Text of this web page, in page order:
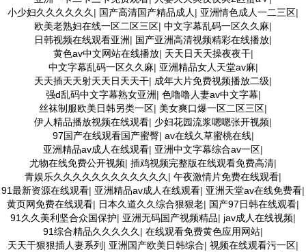
小少妇久久久久久久 | 国产高清国产精品成人 | 亚洲情色成人一二三区|
欧美老熟妇在线一区二区三区| 中文字幕乱码一区久久麻|
日韩视频在线观看亚洲| 国产亚洲高清视频精彩在线播放|
黄色av中文网站在线播放| 天天日天天操夜夜干|
中文字幕乱码一区久久麻| 亚洲精品女人天堂av麻|
天天插天天射天天日天天干| 成年大片免费视频播放二级|
强d乱码中文字幕熟女亚洲| 色噜噜人妻av中文字幕|
丝袜制服欧美日韩另类一区| 美女爽口爆一区二区三区|
伊人精品播放视频在线观看| 少妇花园流浆嗯嗯张开视频|
97国产在线观看国产蜜臀| av在线久草蜜桃在线|
亚洲精品av成人在线观看| 亚洲中文字幕综合av一区|
尤物在线免费公开视频| 插鸡视频完整版在线观看免费高清|
青娱乐久久久久久久久久久久久久 | 午夜激情片免费在线观看|
91最新资源在线观看| 亚洲精品av成人在线观看| 亚洲天堂av在线免费看|
黄页网免费在线观看| 日本久道久久综合狠狠老| 国产97日韩在线观看|
91久久美利坚合众国保护| 亚洲无码国产视频精品| jav成人在线视频|
91综合精品久久久久久 | 在线观看免费黄色应用网站|
天天干狠狠插人妻系列| 亚洲国产欧美日韩综合| 视频在线观看污一区|